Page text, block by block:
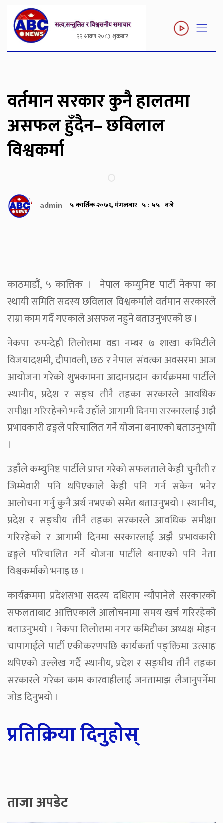
२२ श्रावण २०८३, शुक्रबार
वर्तमान सरकार कुनै हालतमा
असफल हुँदैन– छविलाल
विश्वकर्मा
admin ५ कार्तिक २०७६, मंगलबार ५ : ५५ बजे
काठमाडौं, ५ कात्तिक । नेपाल कम्युनिष्ट पार्टी नेकपा का
स्थायी समिति सदस्य छविलाल विश्वकर्माले वर्तमान सरकारले
राम्रा काम गर्दै गएकाले असफल नहुने बताउनुभएको छ ।
नेकपा रुपन्देही तिलोत्तमा वडा नम्बर ७ शाखा कमिटीले
विजयादशमी, दीपावली, छठ र नेपाल संवत्का अवसरमा आज
आयोजना गरेको शुभकामना आदानप्रदान कार्यक्रममा पार्टीले
स्थानीय, प्रदेश र सङ्घ तीनै तहका सरकारले आवधिक
समीक्षा गरिरहेको भन्दै उहाँले आगामी दिनमा सरकारलाई अझै
प्रभावकारी ढङ्गले परिचालित गर्ने योजना बनाएको बताउनुभयो
।
उहाँले कम्युनिष्ट पार्टीले प्राप्त गरेको सफलताले केही चुनौती र
जिम्मेवारी पनि थपिएकाले केही पनि गर्न सकेन भनेर
आलोचना गर्नु कुनै अर्थ नभएको समेत बताउनुभयो । स्थानीय,
प्रदेश र सङ्घीय तीनै तहका सरकारले आवधिक समीक्षा
गरिरहेको र आगामी दिनमा सरकारलाई अझै प्रभावकारी
ढङ्गले परिचालित गर्ने योजना पार्टीले बनाएको पनि नेता
विश्वकर्माको भनाइ छ ।
कार्यक्रममा प्रदेशसभा सदस्य दधिराम न्यौपानेले सरकारको
सफलताबाट आत्तिएकाले आलोचनामा समय खर्च गरिरहेको
बताउनुभयो । नेकपा तिलोत्तमा नगर कमिटीका अध्यक्ष मोहन
चापागाईंले पार्टी एकीकरणपछि कार्यकर्ता पङ्क्तिमा उत्साह
थपिएको उल्लेख गर्दै स्थानीय, प्रदेश र सङ्घीय तीनै तहका
सरकारले गरेका काम कारवाहीलाई जनतामाझ लैजानुपर्नेमा
जोड दिनुभयो ।
प्रतिक्रिया दिनुहोस्
ताजा अपडेट